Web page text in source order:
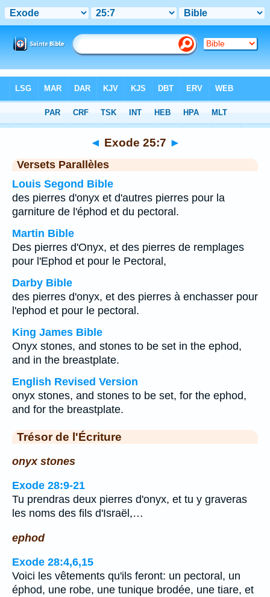
Chapitre 25> Verset 7
◄ Exode 25:7 ►
Versets Parallèles
Louis Segond Bible
des pierres d'onyx et d'autres pierres pour la
garniture de l'éphod et du pectoral.
Martin Bible
Des pierres d'Onyx, et des pierres de remplages
pour l'Ephod et pour le Pectoral,
Darby Bible
des pierres d'onyx, et des pierres à enchasser pour
l'ephod et pour le pectoral.
King James Bible
Onyx stones, and stones to be set in the ephod,
and in the breastplate.
English Revised Version
onyx stones, and stones to be set, for the ephod,
and for the breastplate.
Trésor de l'Écriture
onyx stones
Exode 28:9-21
Tu prendras deux pierres d'onyx, et tu y graveras
les noms des fils d'Israël,…
ephod
Exode 28:4,6,15
Voici les vêtements qu'ils feront: un pectoral, un
éphod, une robe, une tunique brodée, une tiare, et